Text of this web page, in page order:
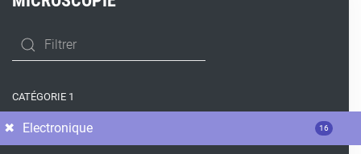
CATÉGORIE 1
Electronique 16